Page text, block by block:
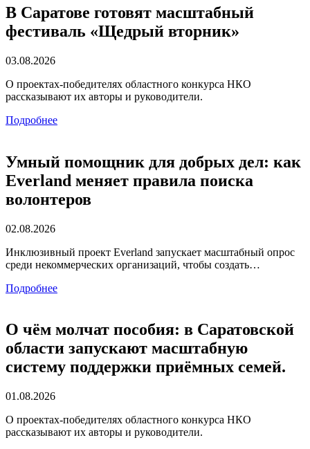
В Саратове готовят масштабный
фестиваль «Щедрый вторник»
03.08.2026
О проектах-победителях областного конкурса НКО
рассказывают их авторы и руководители.
Подробнее
Умный помощник для добрых дел: как
Everland меняет правила поиска
волонтеров
02.08.2026
Инклюзивный проект Everland запускает масштабный опрос
среди некоммерческих организаций, чтобы создать…
Подробнее
О чём молчат пособия: в Саратовской
области запускают масштабную
систему поддержки приёмных семей.
01.08.2026
О проектах-победителях областного конкурса НКО
рассказывают их авторы и руководители.